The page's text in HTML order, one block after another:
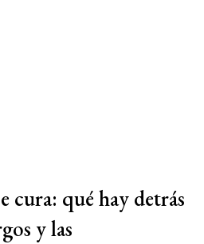
cura: qué hay detrás
y las